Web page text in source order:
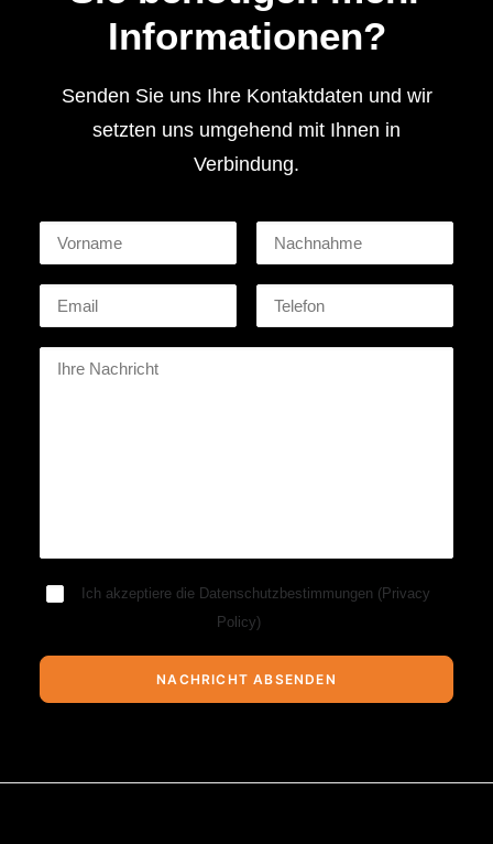
Informationen?
Senden Sie uns Ihre Kontaktdaten und wir
setzten uns umgehend mit Ihnen in
Verbindung.
Ich akzeptiere die Datenschutzbestimmungen (Privacy
Policy)